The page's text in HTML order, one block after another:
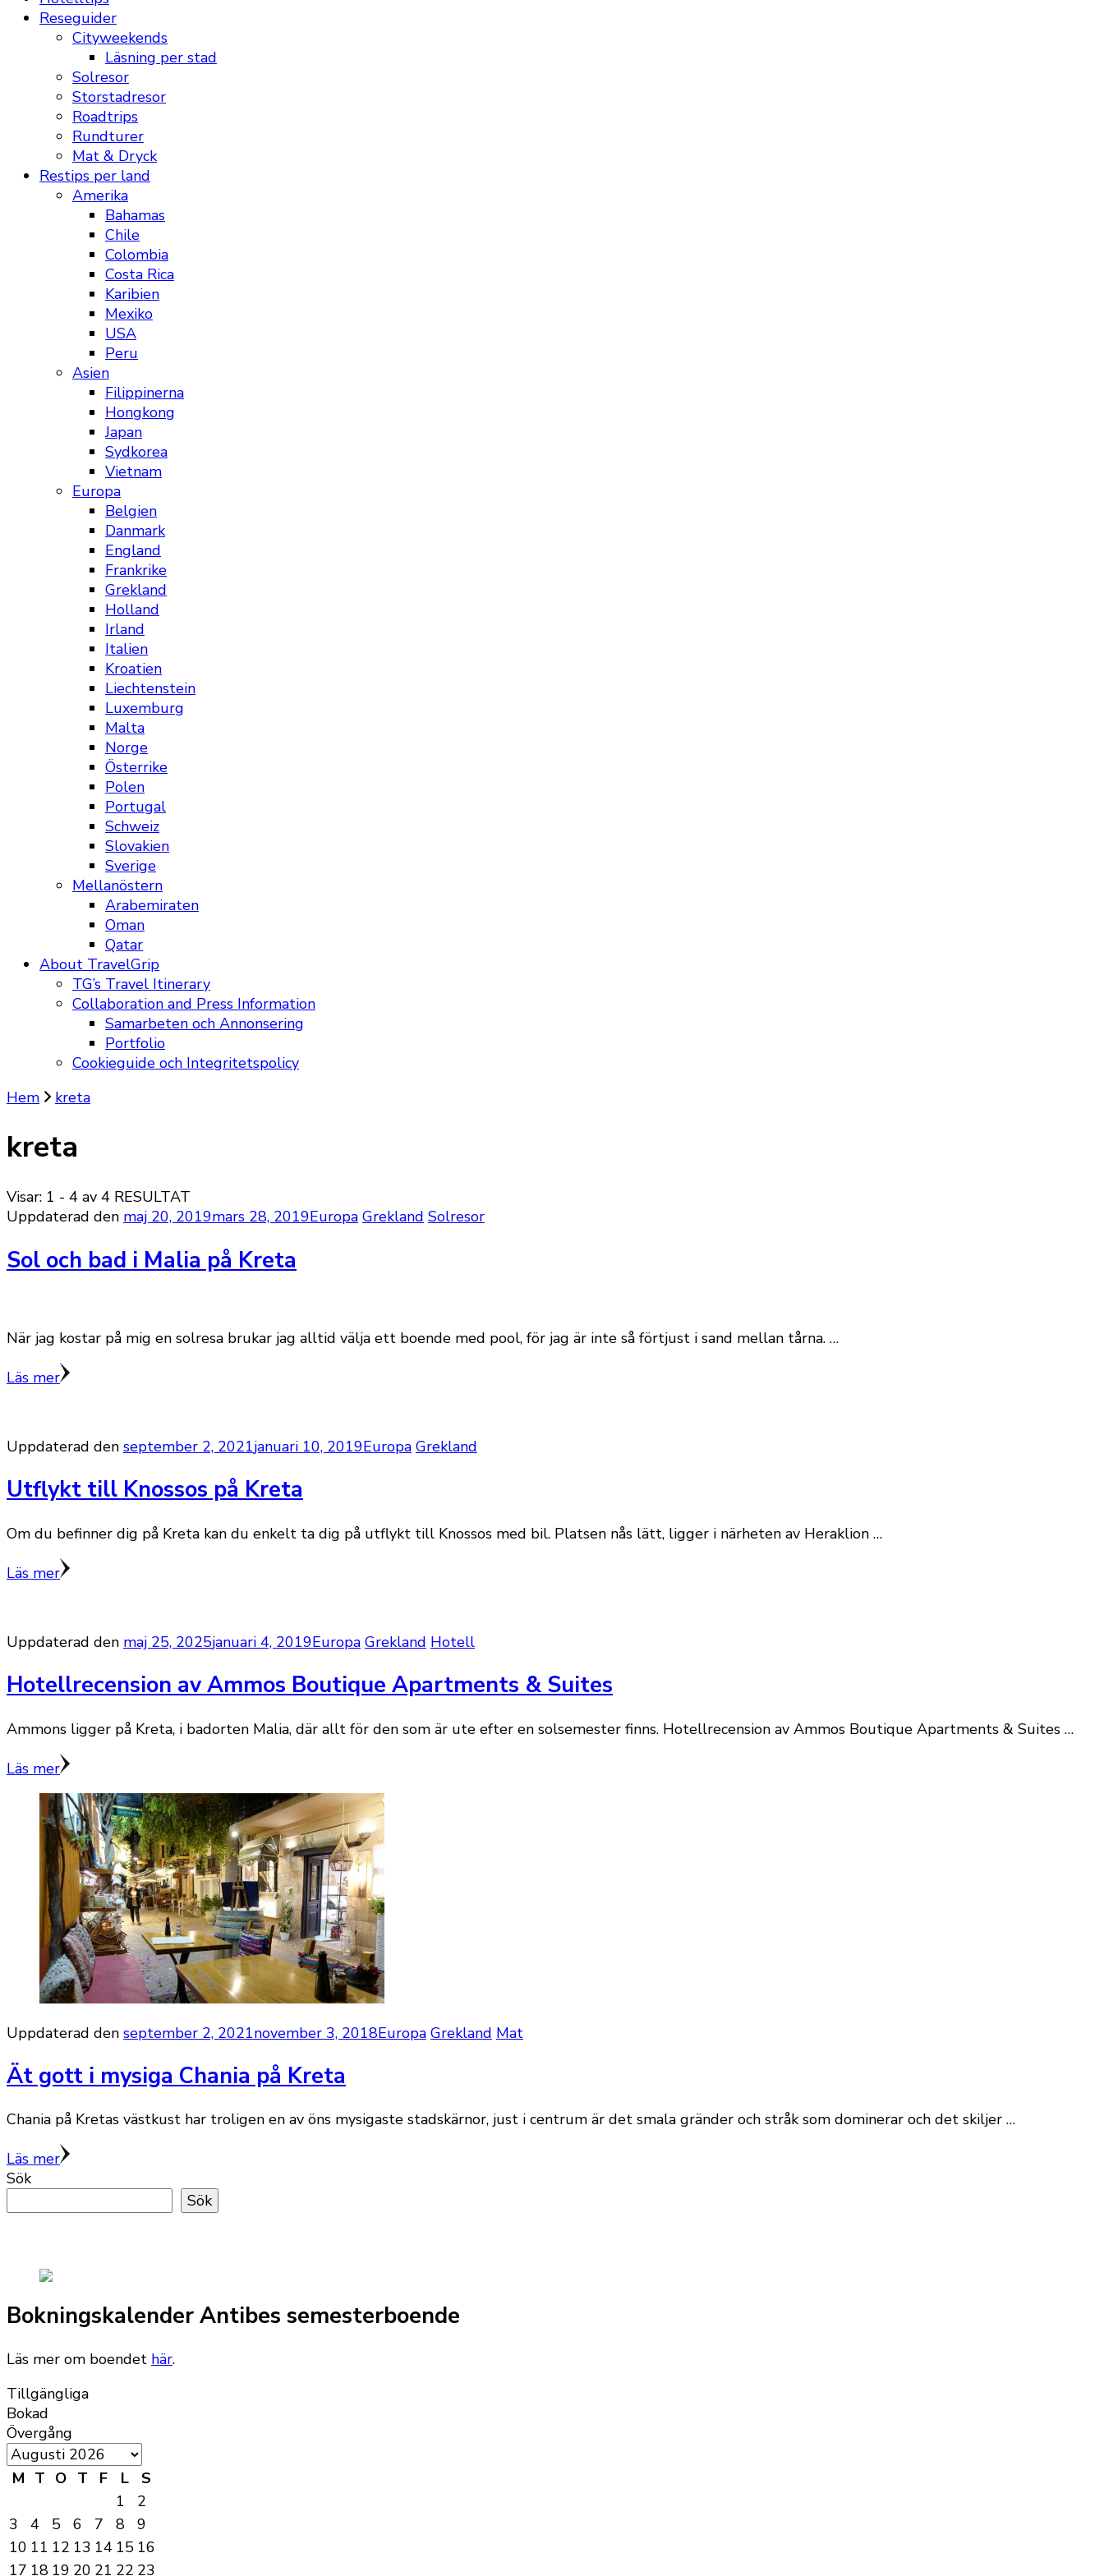
Reseguider
Cityweekends
Läsning per stad
Solresor
Storstadresor
Roadtrips
Rundturer
Mat & Dryck
Restips per land
Amerika
Bahamas
Chile
Colombia
Costa Rica
Karibien
Mexiko
USA
Peru
Asien
Filippinerna
Hongkong
Japan
Sydkorea
Vietnam
Europa
Belgien
Danmark
England
Frankrike
Grekland
Holland
Irland
Italien
Kroatien
Liechtenstein
Luxemburg
Malta
Norge
Österrike
Polen
Portugal
Schweiz
Slovakien
Sverige
Mellanöstern
Arabemiraten
Oman
Qatar
About TravelGrip
TG’s Travel Itinerary
Collaboration and Press Information
Samarbeten och Annonsering
Portfolio
Cookieguide och Integritetspolicy
Hem
kreta
kreta
Visar: 1 - 4 av 4 RESULTAT
Uppdaterad den maj 20, 2019mars 28, 2019Europa Grekland Solresor
Sol och bad i Malia på Kreta
När jag kostar på mig en solresa brukar jag alltid välja ett boende med pool, för jag är inte så förtjust i sand mellan tårna. …
Läs mer
Uppdaterad den september 2, 2021januari 10, 2019Europa Grekland
Utflykt till Knossos på Kreta
Om du befinner dig på Kreta kan du enkelt ta dig på utflykt till Knossos med bil. Platsen nås lätt, ligger i närheten av Heraklion …
Läs mer
Uppdaterad den maj 25, 2025januari 4, 2019Europa Grekland Hotell
Hotellrecension av Ammos Boutique Apartments & Suites
Ammons ligger på Kreta, i badorten Malia, där allt för den som är ute efter en solsemester finns. Hotellrecension av Ammos Boutique Apartments & Suites …
Läs mer
Uppdaterad den september 2, 2021november 3, 2018Europa Grekland Mat
Ät gott i mysiga Chania på Kreta
Chania på Kretas västkust har troligen en av öns mysigaste stadskärnor, just i centrum är det smala gränder och stråk som dominerar och det skiljer …
Läs mer
Sök
Sök
Bokningskalender Antibes semesterboende
Läs mer om boendet här.
Tillgängliga
Bokad
Övergång
M T O T F L
S
1
2
3
4 5 6 7 8
9
10 11 12 13 14 15 16
17 18 19 20 21 22 23